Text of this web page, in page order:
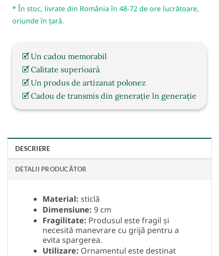
* În stoc, livrate din România în 48-72 de ore lucrătoare,
oriunde în țară.
🗹 Un cadou memorabil
🗹 Calitate superioară
🗹 Un produs de artizanat polonez
🗹 Cadou de transmis din generație în generație
DESCRIERE
DETALII PRODUCĂTOR
Material: sticlă
Dimensiune: 9 cm
Fragilitate: Produsul este fragil și
necesită manevrare cu grijă pentru a
evita spargerea.
Utilizare: Ornamentul este destinat